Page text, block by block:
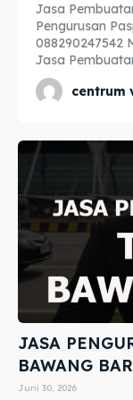
Blog
Blog
Jasa
Pengurusan
088290247542
Jasa
centrum
JASA
BAWANG
Juni 30, 2026